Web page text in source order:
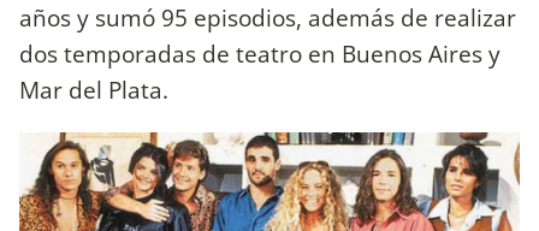
años y sumó 95 episodios, además de realizar
dos temporadas de teatro en Buenos Aires y
Mar del Plata.